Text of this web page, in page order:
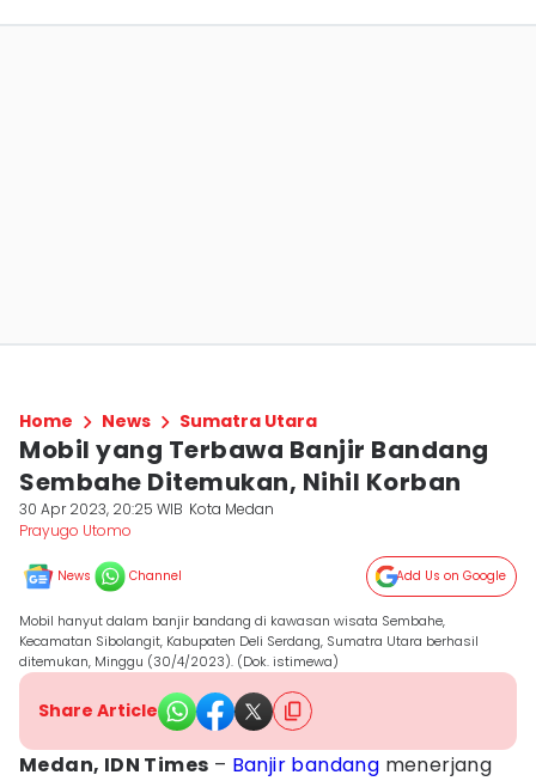
Home News Sumatra Utara
Mobil yang Terbawa Banjir Bandang
Sembahe Ditemukan, Nihil Korban
30 Apr 2023, 20:25 WIB Kota Medan
Prayugo Utomo
News Channel Add Us on Google
Mobil hanyut dalam banjir bandang di kawasan wisata Sembahe,
Kecamatan Sibolangit, Kabupaten Deli Serdang, Sumatra Utara berhasil
ditemukan, Minggu (30/4/2023). (Dok. istimewa)
Share Article
Medan, IDN Times – Banjir bandang menerjang